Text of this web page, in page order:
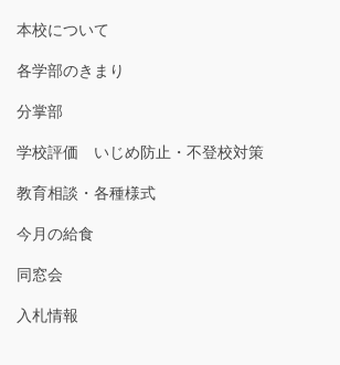
本校について
各学部のきまり
分掌部
学校評価 いじめ防止・不登校対策
教育相談・各種様式
今月の給食
同窓会
入札情報